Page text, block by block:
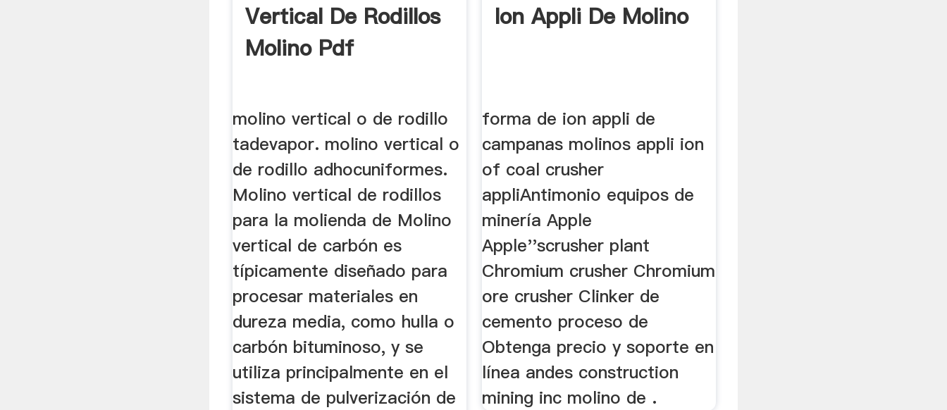
Vertical De Rodillos
Molino Pdf
molino vertical o de rodillo
tadevapor. molino vertical o
de rodillo adhocuniformes.
Molino vertical de rodillos
para la molienda de Molino
vertical de carbón es
típicamente diseñado para
procesar materiales en
dureza media, como hulla o
carbón bituminoso, y se
utiliza principalmente en el
sistema de pulverización de
Ion Appli De Molino
forma de ion appli de
campanas molinos appli ion
of coal crusher
appliAntimonio equipos de
minería Apple
Apple''scrusher plant
Chromium crusher Chromium
ore crusher Clinker de
cemento proceso de
Obtenga precio y soporte en
línea andes construction
mining inc molino de .